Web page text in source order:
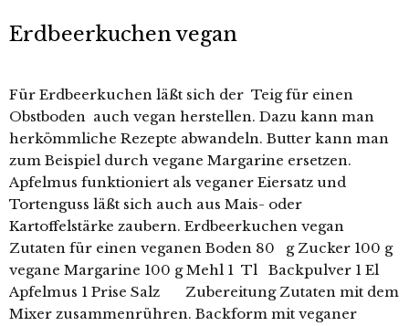
Erdbeerkuchen vegan
Für Erdbeerkuchen läßt sich der Teig für einen
Obstboden auch vegan herstellen. Dazu kann man
herkömmliche Rezepte abwandeln. Butter kann man
zum Beispiel durch vegane Margarine ersetzen.
Apfelmus funktioniert als veganer Eiersatz und
Tortenguss läßt sich auch aus Mais- oder
Kartoffelstärke zaubern. Erdbeerkuchen vegan
Zutaten für einen veganen Boden 80 g Zucker 100 g
vegane Margarine 100 g Mehl 1 Tl Backpulver 1 El
Apfelmus 1 Prise Salz Zubereitung Zutaten mit dem
Mixer zusammenrühren. Backform mit veganer